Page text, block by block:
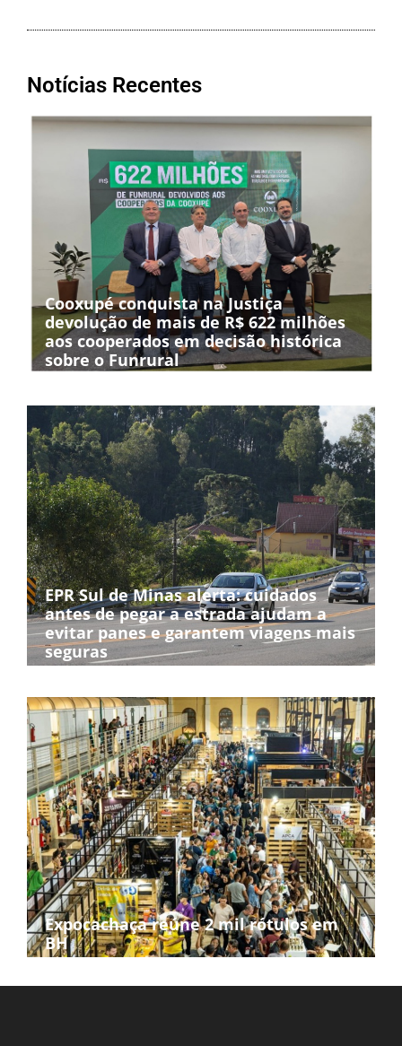
Notícias Recentes
Cooxupé conquista na Justiça
devolução de mais de R$ 622 milhões
aos cooperados em decisão histórica
sobre o Funrural
EPR Sul de Minas alerta: cuidados
antes de pegar a estrada ajudam a
evitar panes e garantem viagens mais
seguras
Expocachaça reúne 2 mil rótulos em
BH